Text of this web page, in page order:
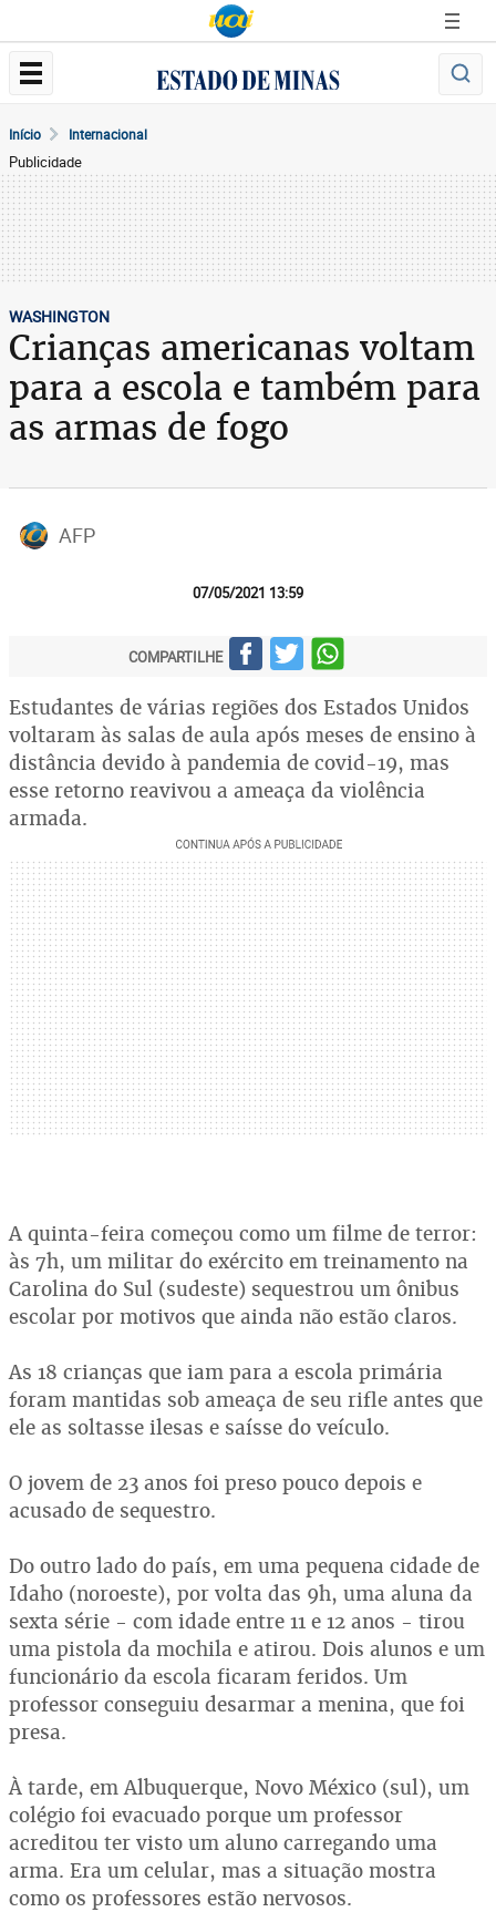
Início Internacional
Publicidade
WASHINGTON
Crianças americanas voltam
para a escola e também para
as armas de fogo
AFP
07/05/2021 13:59
COMPARTILHE
Estudantes de várias regiões dos Estados Unidos
voltaram às salas de aula após meses de ensino à
distância devido à pandemia de covid-19, mas
esse retorno reavivou a ameaça da violência
armada.
A quinta-feira começou como um filme de terror:
às 7h, um militar do exército em treinamento na
Carolina do Sul (sudeste) sequestrou um ônibus
escolar por motivos que ainda não estão claros.
As 18 crianças que iam para a escola primária
foram mantidas sob ameaça de seu rifle antes que
ele as soltasse ilesas e saísse do veículo.
O jovem de 23 anos foi preso pouco depois e
acusado de sequestro.
Do outro lado do país, em uma pequena cidade de
Idaho (noroeste), por volta das 9h, uma aluna da
sexta série - com idade entre 11 e 12 anos - tirou
uma pistola da mochila e atirou. Dois alunos e um
funcionário da escola ficaram feridos. Um
professor conseguiu desarmar a menina, que foi
presa.
À tarde, em Albuquerque, Novo México (sul), um
colégio foi evacuado porque um professor
acreditou ter visto um aluno carregando uma
arma. Era um celular, mas a situação mostra
como os professores estão nervosos.